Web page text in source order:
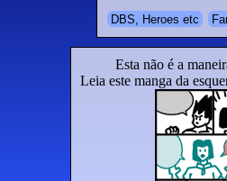
DBS, Heroes etc
Esta não é a
Leia este manga da